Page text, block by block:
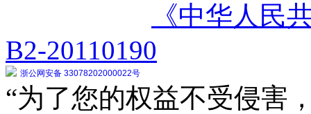
《中华人民
B2-20110190
浙公网安备 33078202000022号
“为了您的权益不受侵害